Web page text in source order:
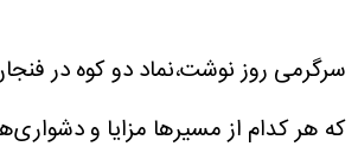
سرگرمی روز نوشت،نماد دو کوه در
که هر کدام از مسیرها مزایا و